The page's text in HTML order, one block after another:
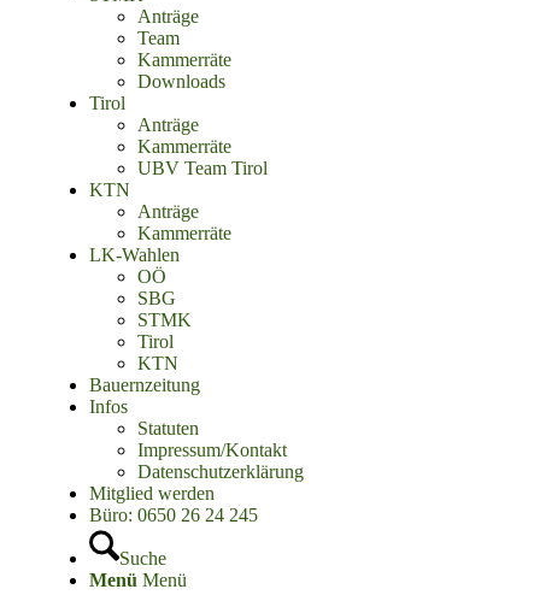
Anträge
Team
Kammerräte
Downloads
Tirol
Anträge
Kammerräte
UBV Team Tirol
KTN
Anträge
Kammerräte
LK-Wahlen
OÖ
SBG
STMK
Tirol
KTN
Bauernzeitung
Infos
Statuten
Impressum/Kontakt
Datenschutzerklärung
Mitglied werden
Büro: 0650 26 24 245
Suche
Menü Menü